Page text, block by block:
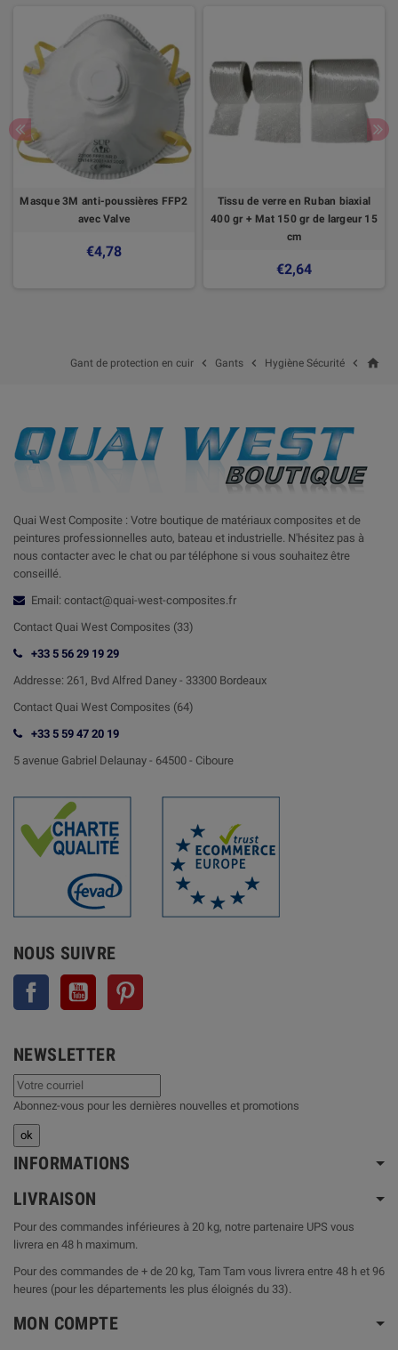
Masque 3M anti-poussières FFP2
avec Valve
€4,78
Tissu de verre en Ruban biaxial
400 gr + Mat 150 gr de largeur 15
cm
€2,64
home

Hygiène Sécurité

Gants

Gant de protection en cuir
Quai West Composite : Votre boutique de matériaux composites et de
peintures professionnelles auto, bateau et industrielle. N'hésitez pas à
nous contacter avec le chat ou par téléphone si vous souhaitez être
conseillé.
Email: contact@quai-west-composites.fr
Contact Quai West Composites (33)
+33 5 56 29 19 29
Addresse: 261, Bvd Alfred Daney - 33300 Bordeaux
Contact Quai West Composites (64)
+33 5 59 47 20 19
5 avenue Gabriel Delaunay - 64500 - Ciboure
NOUS SUIVRE
Facebook YouTube
NEWSLETTER
Abonnez-vous pour les dernières nouvelles et promotions
INFORMATIONS
LIVRAISON
Pour des commandes inférieures à 20 kg, notre partenaire UPS vous
livrera en 48 h maximum.
Pour des commandes de + de 20 kg, Tam Tam vous livrera entre 48 h et 96
heures (pour les départements les plus éloignés du 33).
MON COMPTE